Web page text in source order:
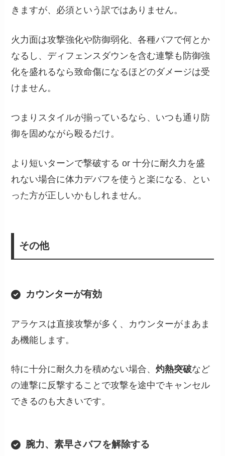
きますが、必須という訳ではありません。
火力面は攻撃強化や防御弱化、各種バフで何とか
なるし、ディフェンスダウンを含む連撃も防御強
化を盛れるなら致命傷になるほどのダメージは受
けません。
つまりスタイルが揃っているなら、いつも通り防
御を固めながら殴るだけ。
より短いターンで撃破する or 十分に耐久力を盛
れない場合に体力デバフを使うと楽になる、とい
った方が正しいかもしれません。
その他
カウンターが有効
アラケスは直接攻撃が多く、カウンターがまあま
あ機能します。
特に十分に耐久力を積めない場合、灼熱突破など
の連撃に反撃することで攻撃を途中でキャンセル
できるのも大きいです。
腕力、素早さバフを解除する